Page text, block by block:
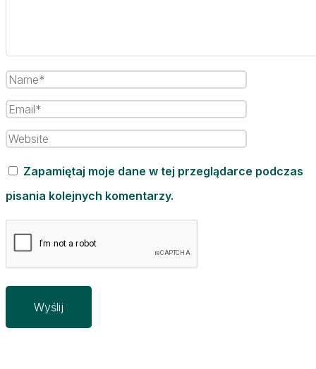
Zapamiętaj moje dane w tej przeglądarce podczas
pisania kolejnych komentarzy.